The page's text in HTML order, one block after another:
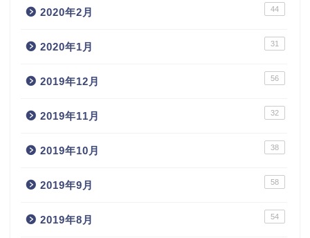
2020年2月 44
2020年1月 31
2019年12月 56
2019年11月 32
2019年10月 38
2019年9月 58
2019年8月 54